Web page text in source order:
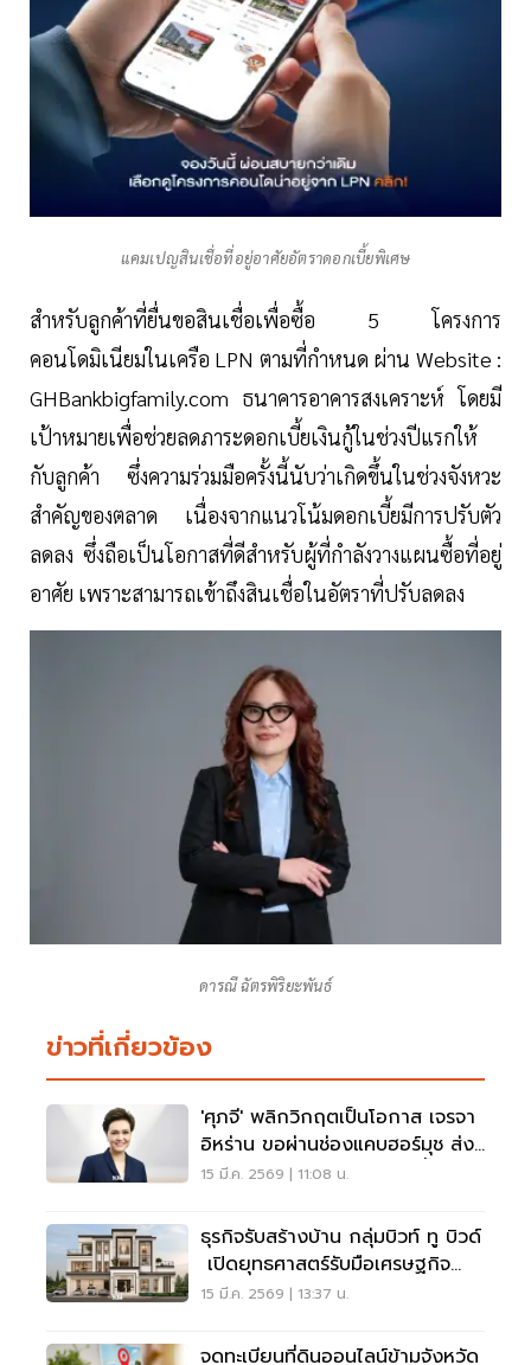
แคมเปญสินเชื่อที่อยู่อาศัยอัตราดอกเบี้ยพิเศษ
สำหรับลูกค้าที่ยื่นขอสินเชื่อเพื่อซื้อ 5 โครงการ
คอนโดมิเนียมในเครือ LPN ตามที่กำหนด ผ่าน Website :
GHBankbigfamily.com ธนาคารอาคารสงเคราะห์ โดยมี
เป้าหมายเพื่อช่วยลดภาระดอกเบี้ยเงินกู้ในช่วงปีแรกให้
กับลูกค้า ซึ่งความร่วมมือครั้งนี้นับว่าเกิดขึ้นในช่วงจังหวะ
สำคัญของตลาด เนื่องจากแนวโน้มดอกเบี้ยมีการปรับตัว
ลดลง ซึ่งถือเป็นโอกาสที่ดีสำหรับผู้ที่กำลังวางแผนซื้อที่อยู่
อาศัย เพราะสามารถเข้าถึงสินเชื่อในอัตราที่ปรับลดลง
ดารณี ฉัตรพิริยะพันธ์
ข่าวที่เกี่ยวข้อง
'ศุภจี' พลิกวิกฤตเป็นโอกาส เจรจา
อิหร่าน ขอผ่านช่องแคบฮอร์มุช ส่ง
สินค้าไปตะวันออกกลาง-รับน้ำมัน
15 มี.ค. 2569 | 11:08 น.
ธุรกิจรับสร้างบ้าน กลุ่มบิวท์ ทู บิวด์
เปิดยุทธศาสตร์รับมือเศรษฐกิจ
ผันผวน
15 มี.ค. 2569 | 13:37 น.
จดทะเบียนที่ดินออนไลน์ข้ามจังหวัด